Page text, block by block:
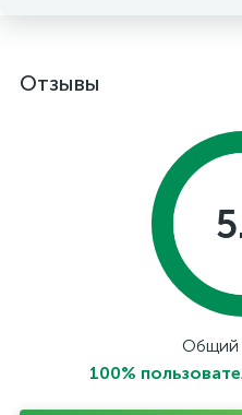
Отзывы
Общий
100%